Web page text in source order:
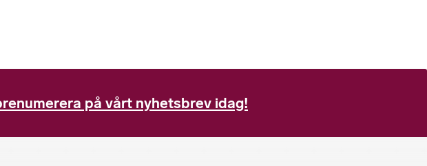
på vårt nyhetsbrev idag!